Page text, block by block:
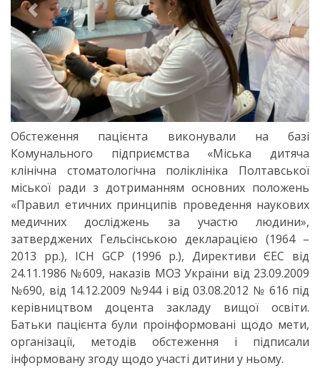
Previous Next
Обстеження пацієнта виконували на базі
Комунального підприємства «Міська дитяча
клінічна стоматологічна поліклініка Полтавської
міської ради з дотриманням основних положень
«Правил етичних принципів проведення наукових
медичних досліджень за участю людини»,
затверджених Гельсінською декларацією (1964 –
2013 рр.), ICH GCP (1996 р.), Директиви ЄЕС від
24.11.1986 №609, наказів МОЗ України від 23.09.2009
№690, від 14.12.2009 №944 і від 03.08.2012 № 616 під
керівництвом доцента закладу вищої освіти.
Батьки пацієнта були проінформовані щодо мети,
організації, методів обстеження і підписали
інформовану згоду щодо участі дитини у ньому.